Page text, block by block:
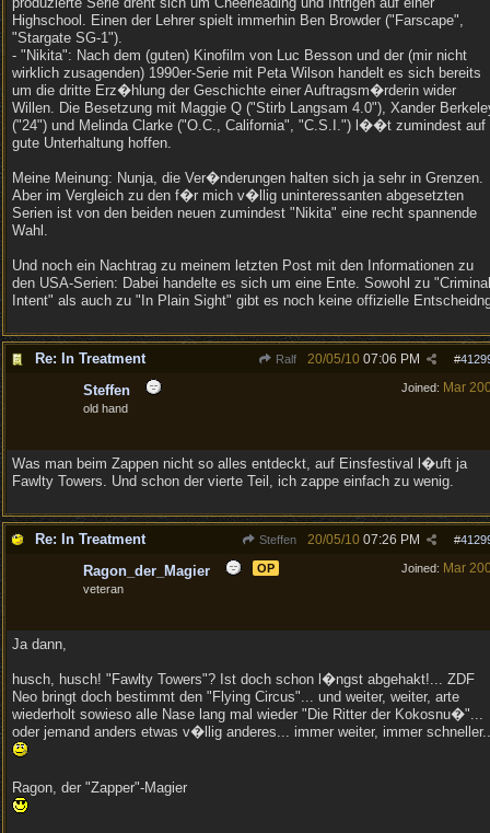
Highschool. Einen der Lehrer spielt immerhin Ben Browder ("Farscape",
"Stargate SG-1").
- "Nikita": Nach dem (guten) Kinofilm von Luc Besson und der (mir nicht
wirklich zusagenden) 1990er-Serie mit Peta Wilson handelt es sich bereits
um die dritte Erz�hlung der Geschichte einer Auftragsm�rderin wider
Willen. Die Besetzung mit Maggie Q ("Stirb Langsam 4.0"), Xander
("24") und Melinda Clarke ("O.C., California", "C.S.I.") l��t zumindest auf
gute Unterhaltung hoffen.
Meine Meinung: Nunja, die Ver�nderungen halten sich ja sehr in Grenzen.
Aber im Vergleich zu den f�r mich v�llig uninteressanten abgesetzten
Serien ist von den beiden neuen zumindest "Nikita" eine recht spannende
Wahl.
Und noch ein Nachtrag zu meinem letzten Post mit den Informationen zu
den USA-Serien: Dabei handelte es sich um eine Ente. Sowohl zu "Criminal
Intent" als auch zu "In Plain Sight" gibt es noch keine offizielle
Re: In Treatment Ralf #
20/05/10 07:06 PM
Joined: Mar
Steffen
old hand
Was man beim Zappen nicht so alles entdeckt, auf Einsfestival l�uft ja
Fawlty Towers. Und schon der vierte Teil, ich zappe einfach zu wenig.
Re: In Treatment Steffen #
20/05/10 07:26 PM
Joined: Mar
Ragon_der_Magier
OP
veteran
Ja dann,
husch, husch! "Fawlty Towers"? Ist doch schon l�ngst abgehakt!... ZDF
Neo bringt doch bestimmt den "Flying Circus"... und weiter, weiter, arte
wiederholt sowieso alle Nase lang mal wieder "Die Ritter der Kokosnu�"...
oder jemand anders etwas v�llig anderes... immer weiter, immer
Ragon, der "Zapper"-Magier